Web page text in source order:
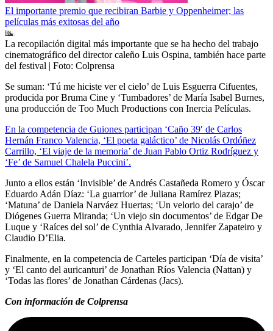
El importante premio que recibiran Barbie y Oppenheimer; las
películas más exitosas del año
La recopilación digital más importante que se ha hecho del trabajo
cinematográfico del director caleño Luis Ospina, también hace parte
del festival | Foto: Colprensa
Se suman: ‘Tú me hiciste ver el cielo’ de Luis Esguerra Cifuentes,
producida por Bruma Cine y ‘Tumbadores’ de María Isabel Burnes,
una producción de Too Much Productions con Inercia Películas.
En la competencia de Guiones participan ‘Caño 39′ de Carlos
Hernán Franco Valencia, ‘El poeta galáctico’ de Nicolás Ordóñez
Carrillo, ‘El viaje de la memoria’ de Juan Pablo Ortiz Rodríguez y
‘Fe’ de Samuel Chalela Puccini’.
Junto a ellos están ‘Invisible’ de Andrés Castañeda Romero y Óscar
Eduardo Adán Díaz: ‘La guarrior’ de Juliana Ramírez Plazas;
‘Matuna’ de Daniela Narváez Huertas; ‘Un velorio del carajo’ de
Diógenes Guerra Miranda; ‘Un viejo sin documentos’ de Edgar De
Luque y ‘Raíces del sol’ de Cynthia Alvarado, Jennifer Zapateiro y
Claudio D’Elia.
Finalmente, en la competencia de Carteles participan ‘Día de visita’
y ‘El canto del auricanturi’ de Jonathan Ríos Valencia (Nattan) y
‘Todas las flores’ de Jonathan Cárdenas (Jacs).
Con información de Colprensa